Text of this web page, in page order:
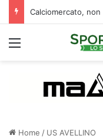
Menu
Home / US AVELLINO